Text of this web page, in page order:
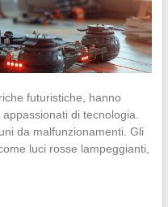
futuristiche, hanno
di tecnologia.
da malfunzionamenti. Gli
luci rosse lampeggianti,